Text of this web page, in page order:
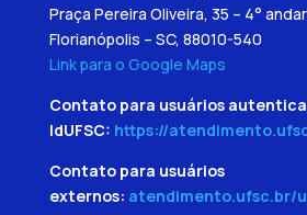
Praça Pereira Oliveira, 35 – 4°
Florianópolis – SC, 88010-540
Link para o Google Maps
Contato para usuários
IdUFSC: https://
Contato para usuários
externos: atendimento.ufsc.br/